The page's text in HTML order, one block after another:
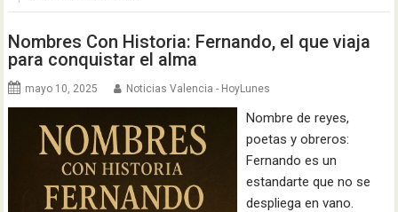
Nombres Con Historia: Fernando, el que viaja
para conquistar el alma
mayo 10, 2025 Noticias Valencia - HoyLunes
Nombre de reyes,
poetas y obreros:
Fernando es un
estandarte que no se
despliega en vano.